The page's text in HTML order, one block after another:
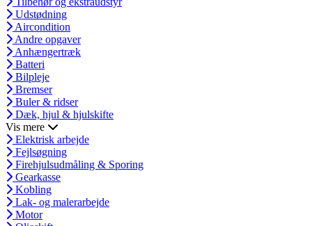
Udstødning
Aircondition
Andre opgaver
Anhængertræk
Batteri
Bilpleje
Bremser
Buler & ridser
Dæk, hjul & hjulskifte
Vis mere
Elektrisk arbejde
Fejlsøgning
Firehjulsudmåling & Sporing
Gearkasse
Kobling
Lak- og malerarbejde
Motor